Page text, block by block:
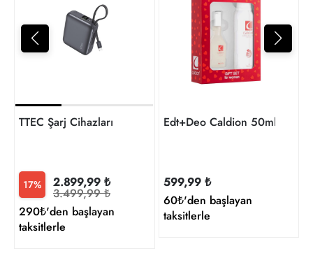
TTEC Şarj Cihazları
17% 2.899,99 ₺
3.499,99 ₺
290₺'den başlayan
taksitlerle
Edt+Deo Caldion 50ml Bayan
599,99 ₺
60₺'den başlayan
taksitlerle